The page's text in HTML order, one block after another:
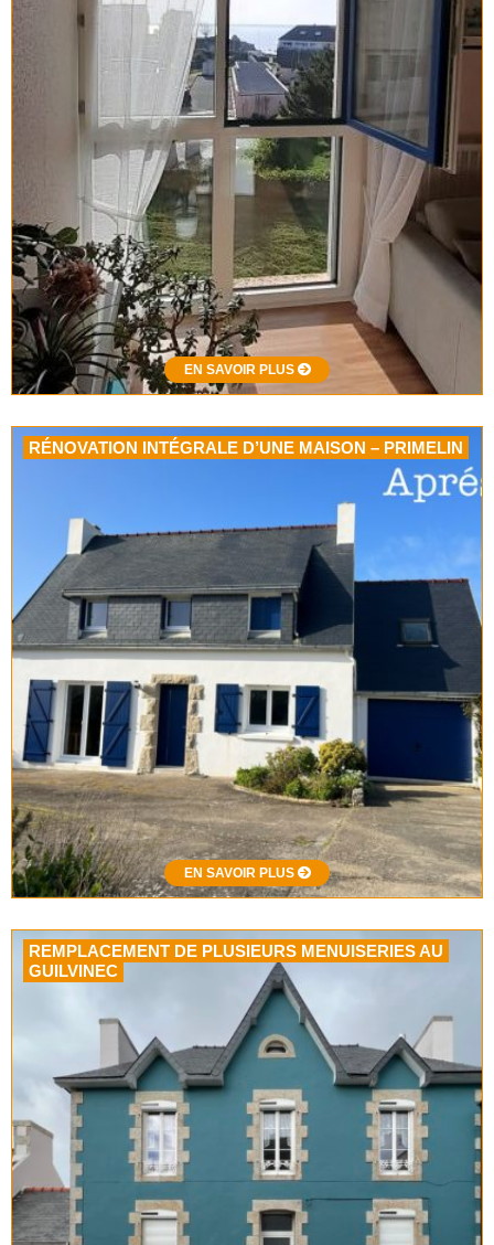
EN SAVOIR PLUS
RÉNOVATION INTÉGRALE D’UNE MAISON – PRIMELIN
EN SAVOIR PLUS
REMPLACEMENT DE PLUSIEURS MENUISERIES AU
GUILVINEC